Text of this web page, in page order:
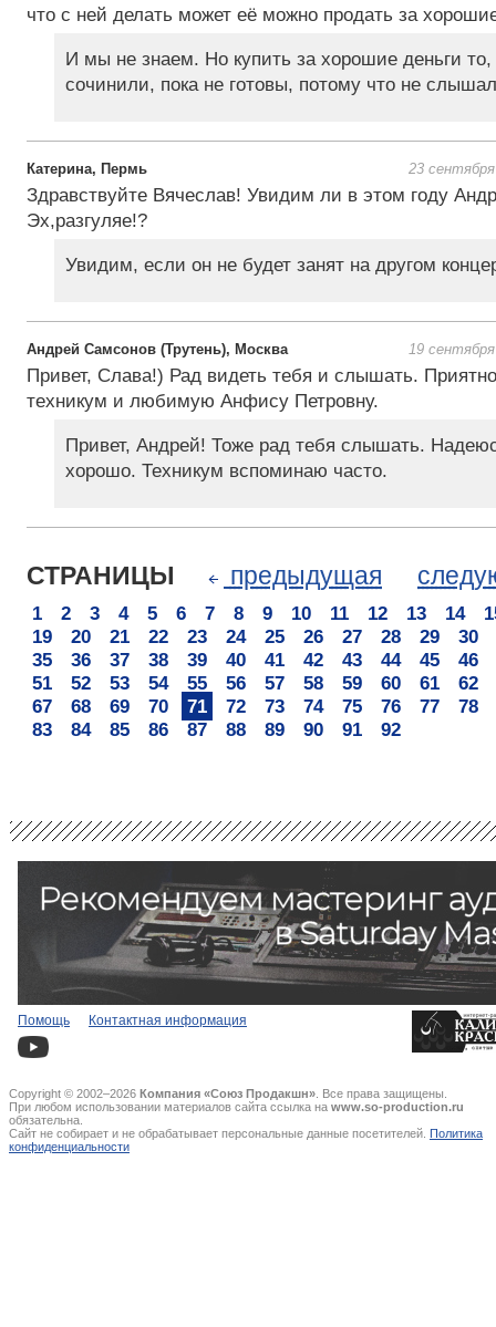
что с ней делать может её можно продать за
И мы не знаем. Но купить за хорошие деньги
сочинили, пока не готовы, потому что не
Катерина, Пермь 23
Здравствуйте Вячеслав! Увидим ли в этом году
Эх,разгуляе!?
Увидим, если он не будет занят на другом
Андрей Самсонов (Трутень), Москва 19
Привет, Слава!) Рад видеть тебя и слышать.
техникум и любимую Анфису Петровну.
Привет, Андрей! Тоже рад тебя слышать.
хорошо. Техникум вспоминаю часто.
СТРАНИЦЫ предыдущая
1 2 3 4 5 6 7 8 9 10 11 12 13 14
19
20 21 22 23 24 25 26 27 28 29
30
35
36 37 38 39 40 41 42 43 44 45
46
51
52 53 54 55 56 57 58 59 60 61
62
67
68 69 70 71 72 73 74 75 76 77
78
83
84 85 86 87 88 89 90 91 92
Помощь Контактная информация
Copyright © 2002–2026 Компания «Союз Продакшн» . Все права защищены.
При любом использовании материалов сайта ссылка на www.so-production.ru
обязательна.
Сайт не собирает и не обрабатывает персональные данные посетителей. Политика
конфиденциальности